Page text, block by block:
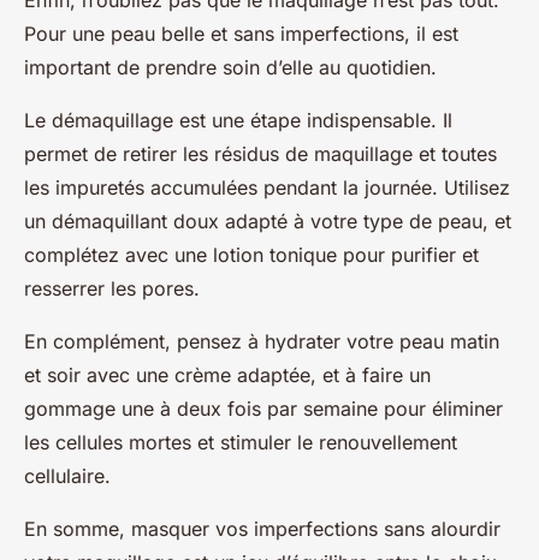
Pour une peau belle et sans imperfections, il est
important de prendre soin d’elle au quotidien.
Le démaquillage est une étape indispensable. Il
permet de retirer les résidus de maquillage et toutes
les impuretés accumulées pendant la journée. Utilisez
un démaquillant doux adapté à votre type de peau, et
complétez avec une lotion tonique pour purifier et
resserrer les pores.
En complément, pensez à hydrater votre peau matin
et soir avec une crème adaptée, et à faire un
gommage une à deux fois par semaine pour éliminer
les cellules mortes et stimuler le renouvellement
cellulaire.
En somme, masquer vos imperfections sans alourdir